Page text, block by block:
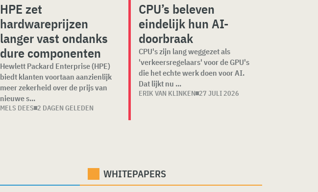
HPE zet
hardwareprijzen
langer vast ondanks
dure componenten
Hewlett Packard Enterprise (HPE)
biedt klanten voortaan aanzienlijk
meer zekerheid over de prijs van
nieuwe s...
MELS DEES 2 DAGEN GELEDEN
CPU’s beleven
eindelijk hun AI-
doorbraak
CPU's zijn lang weggezet als
'verkeersregelaars' voor de GPU's
die het echte werk doen voor AI.
Dat lijkt nu ...
ERIK VAN KLINKEN 27 JULI 2026
WHITEPAPERS